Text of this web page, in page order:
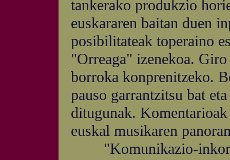
tankerako produkzio
euskararen baitan duen
posibilitateak toperaino
"Orreaga" izenekoa.
borroka konprenitzeko.
pauso garrantzitsu bat
ditugunak.
euskal musikaren
"Komunikazio-